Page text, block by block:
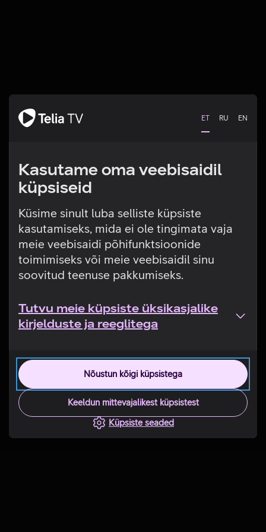
ET RU EN
Kasutame oma veebisaidil
küpsiseid
Küsime sinult luba selliste küpsiste
kasutamiseks, mida ei ole tingimata vaja
meie veebisaidi põhifunktsioonide
toimimiseks või meie veebisaidil sinu
soovitud teenuse pakkumiseks.
Tutvu meie küpsiste üksikasjalike
kirjelduste ja reeglitega
Nõustun kõigi küpsistega
Keeldun mittevajalikest küpsistest
Küpsiste seaded
Tehniline viga